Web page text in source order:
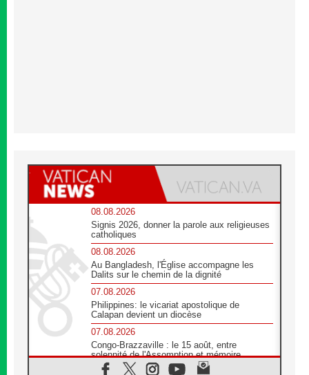
08.08.2026
Signis 2026, donner la parole aux religieuses
catholiques
08.08.2026
Au Bangladesh, l'Église accompagne les
Dalits sur le chemin de la dignité
07.08.2026
Philippines: le vicariat apostolique de
Calapan devient un diocèse
07.08.2026
Congo-Brazzaville : le 15 août, entre
solennité de l'Assomption et mémoire
nationale